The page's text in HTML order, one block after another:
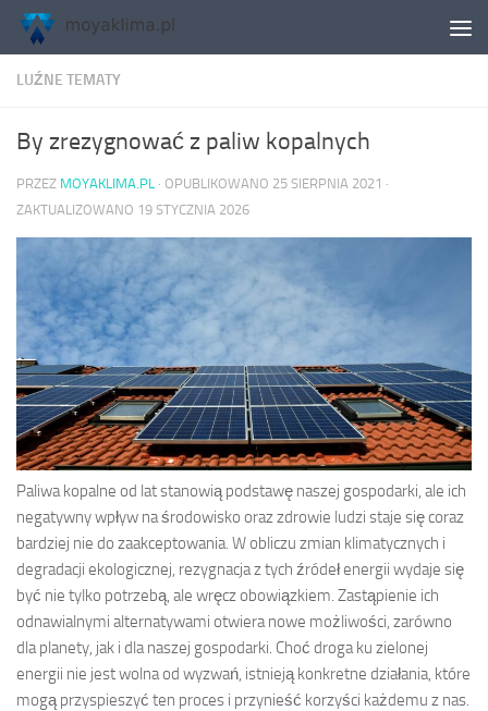
Skip to content
LUŹNE TEMATY
By zrezygnować z paliw kopalnych
PRZEZ MOYAKLIMA.PL · OPUBLIKOWANO 25 SIERPNIA 2021 ·
ZAKTUALIZOWANO 19 STYCZNIA 2026
Paliwa kopalne od lat stanowią podstawę naszej gospodarki, ale ich
negatywny wpływ na środowisko oraz zdrowie ludzi staje się coraz
bardziej nie do zaakceptowania. W obliczu zmian klimatycznych i
degradacji ekologicznej, rezygnacja z tych źródeł energii wydaje się
być nie tylko potrzebą, ale wręcz obowiązkiem. Zastąpienie ich
odnawialnymi alternatywami otwiera nowe możliwości, zarówno
dla planety, jak i dla naszej gospodarki. Choć droga ku zielonej
energii nie jest wolna od wyzwań, istnieją konkretne działania, które
mogą przyspieszyć ten proces i przynieść korzyści każdemu z nas.